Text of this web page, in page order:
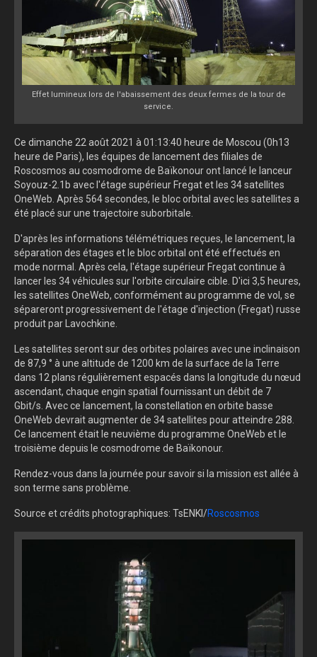
Effet lumineux lors de l'abaissement des deux fermes de la tour de
service.
Ce dimanche 22 août 2021 à 01:13:40 heure de Moscou (0h13
heure de Paris), les équipes de lancement des filiales de
Roscosmos au cosmodrome de Baïkonour ont lancé le lanceur
Soyouz-2.1b avec l'étage supérieur Fregat et les 34 satellites
OneWeb. Après 564 secondes, le bloc orbital avec les satellites a
été placé sur une trajectoire suborbitale.
D'après les informations télémétriques reçues, le lancement, la
séparation des étages et le bloc orbital ont été effectués en
mode normal. Après cela, l'étage supérieur Fregat continue à
lancer les 34 véhicules sur l'orbite circulaire cible. D'ici 3,5 heures,
les satellites OneWeb, conformément au programme de vol, se
sépareront progressivement de l'étage d'injection (Fregat) russe
produit par Lavochkine.
Les satellites seront sur des orbites polaires avec une inclinaison
de 87,9 ° à une altitude de 1200 km de la surface de la Terre
dans 12 plans régulièrement espacés dans la longitude du nœud
ascendant, chaque engin spatial fournissant un débit de 7
Gbit/s. Avec ce lancement, la constellation en orbite basse
OneWeb devrait augmenter de 34 satellites pour atteindre 288.
Ce lancement était le neuvième du programme OneWeb et le
troisième depuis le cosmodrome de Baïkonour.
Rendez-vous dans la journée pour savoir si la mission est allée à
son terme sans problème.
Source et crédits photographiques: TsENKI/Roscosmos